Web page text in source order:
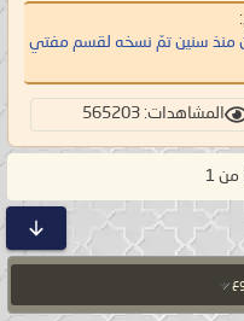
منذ سنين تمّ نسخه لقسم مفتي
المشاهدات: 565203